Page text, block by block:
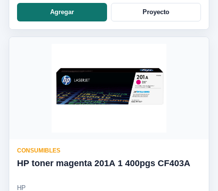
Agregar Proyecto
CONSUMIBLES
HP toner magenta 201A 1 400pgs CF403A
HP